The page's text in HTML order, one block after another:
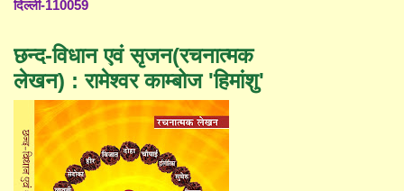
दिल्ली-110059
छन्द-विधान एवं सृजन(रचनात्मक
लेखन) : रामेश्वर काम्बोज 'हिमांशु'